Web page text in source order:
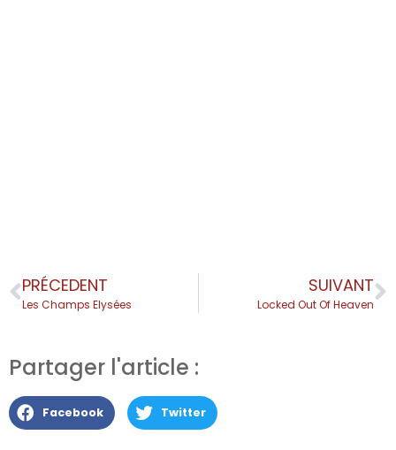
PRÉCEDENT
Les Champs Elysées
SUIVANT
Locked Out Of Heaven
Partager l'article :
Facebook Twitter